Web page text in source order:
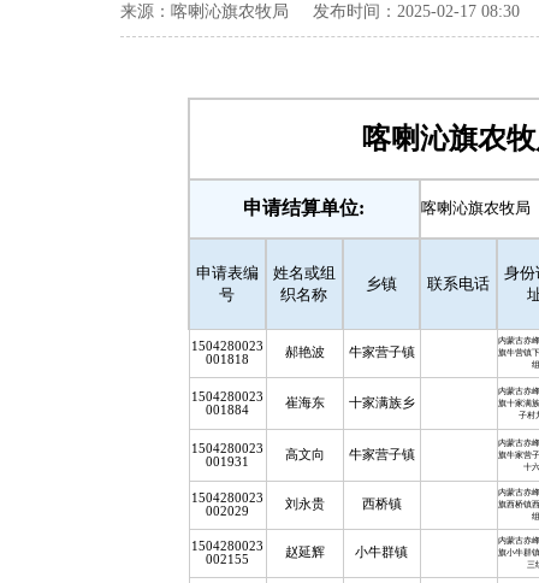
来源：喀喇沁旗农牧局 发布时间：2025-02-17 08:30
喀喇沁旗农
申请结算单位: 喀喇沁旗农牧局
申请表编
号
姓名或组
织名称
乡镇 联系电话
身份
1504280023
001818
郝艳波 牛家营子镇
内蒙古赤
旗牛营镇
组
1504280023
001884
崔海东 十家满族乡
内蒙古赤
旗十家满
子村
1504280023
001931
高文向 牛家营子镇
内蒙古赤
旗牛家营
十
1504280023
002029
刘永贵 西桥镇
内蒙古赤
旗西桥镇
组
1504280023
002155
赵延辉 小牛群镇
内蒙古赤
旗小牛群
三